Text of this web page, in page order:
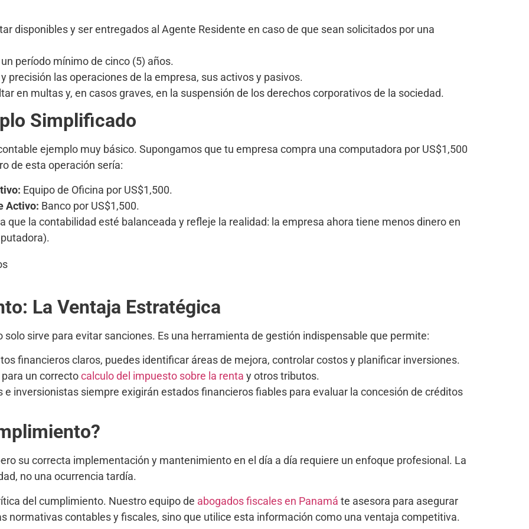
disponibles y ser entregados al Agente Residente en caso de que sean solicitados por una
período mínimo de cinco (5) años.
precisión las operaciones de la empresa, sus activos y pasivos.
en multas y, en casos graves, en la suspensión de los derechos corporativos de la sociedad.
Simplificado
ejemplo muy básico. Supongamos que tu empresa compra una computadora por US$1,500
de esta operación sería:
Equipo de Oficina por US$1,500.
Activo: Banco por US$1,500.
que la contabilidad esté balanceada y refleje la realidad: la empresa ahora tiene menos dinero en
La Ventaja Estratégica
sirve para evitar sanciones. Es una herramienta de gestión indispensable que permite:
financieros claros, puedes identificar áreas de mejora, controlar costos y planificar inversiones.
un correctocalculo del impuesto sobre la renta y otros tributos.
e inversionistas siempre exigirán estados financieros fiables para evaluar la concesión de créditos
su correcta implementación y mantenimiento en el día a día requiere un enfoque profesional. La
no una ocurrencia tardía.
del cumplimiento. Nuestro equipo de abogados fiscales en Panamá te asesora para asegurar
normativas contables y fiscales, sino que utilice esta información como una ventaja competitiva.